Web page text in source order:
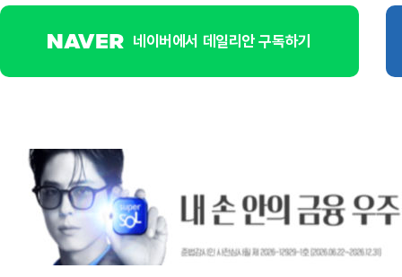
네이버에서 데일리안 구독하기